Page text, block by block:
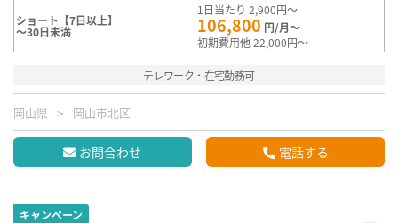
ショート【7日以上】
～30日未満
1日当たり 2,900円～
106,800 円/月～
初期費用他 22,000円～
テレワーク・在宅勤務可
岡山県 岡山市北区
お問合わせ 電話する
キャンペーン